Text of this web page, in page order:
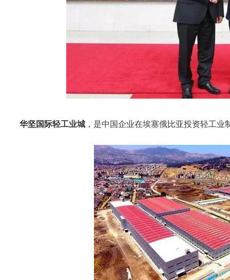
华坚国际轻工业城 ，是中国企业在埃塞俄比亚投资轻工业